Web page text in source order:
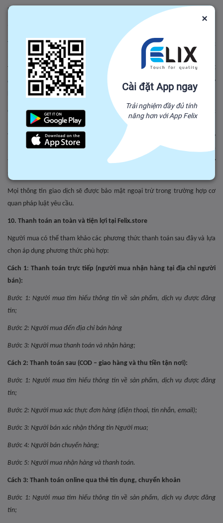
này.
Trang web của chúng tôi coi trọng việc bảo mật thông tin và sử dụng các
biện pháp tốt nhất bảo vệ thông tin và việc thanh toán của quý khách.
Thông tin của quý khách trong quá trình thanh toán sẽ được mã hóa để
đảm bảo an toàn. Sau khi quý khách hoàn thành quá trình đặt hàng, quý
khách sẽ thoát khỏi chế độ an toàn.
Quý khách không được sử dụng bất kỳ chương trình, công cụ hay hình thức
nào khác để can thiệp vào hệ thống hay làm thay đổi cấu trúc dữ liệu.
Trang web cũng nghiêm cấm việc phát tán, truyền bá hay cổ vũ cho bất kỳ
hoạt động nào nhằm can thiệp, phá hoại hay xâm nhập vào dữ liệu của hệ
thống. Cá nhân hay tổ chức vi phạm sẽ bị tước bỏ mọi quyền lợi cũng như
Mọi thông tin giao dịch sẽ được bảo mật ngoại trừ trong trường hợp cơ
quan pháp luật yêu cầu.
10. Thanh toán an toàn và tiện lợi tại Felix.store
Người mua có thể tham khảo các phương thức thanh toán sau đây và lựa
chọn áp dụng phương thức phù hợp:
Cách 1: Thanh toán trực tiếp (người mua nhận hàng tại địa chỉ người
bán):
Bước 1: Người mua tìm hiểu thông tin về sản phẩm, dịch vụ được đăng
tin;
Bước 2: Người mua đến địa chỉ bán hàng
Bước 3: Người mua thanh toán và nhận hàng;
Cách 2: Thanh toán sau (COD – giao hàng và thu tiền tận nơi):
Bước 1: Người mua tìm hiểu thông tin về sản phẩm, dịch vụ được đăng
tin;
Bước 2: Người mua xác thực đơn hàng (điện thoại, tin nhắn, email);
Bước 3: Người bán xác nhận thông tin Người mua;
Bước 4: Người bán chuyển hàng;
Bước 5: Người mua nhận hàng và thanh toán.
Cách 3: Thanh toán online qua thẻ tín dụng, chuyển khoản
Bước 1: Người mua tìm hiểu thông tin về sản phẩm, dịch vụ được đăng
tin;
×
Cài đặt App ngay
Trải nghiệm đầy đủ tính
năng hơn với App Felix